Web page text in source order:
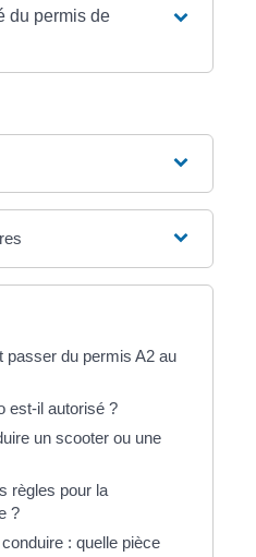
du permis de
du permis A2 au
est-il autorisé ?
un scooter ou une
règles pour la
?
: quelle pièce